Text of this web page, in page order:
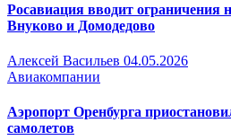
Росавиация вводит ограничения
Внуково и Домодедово
Алексей Васильев 04.05.2026
Авиакомпании
Аэропорт Оренбурга
самолетов